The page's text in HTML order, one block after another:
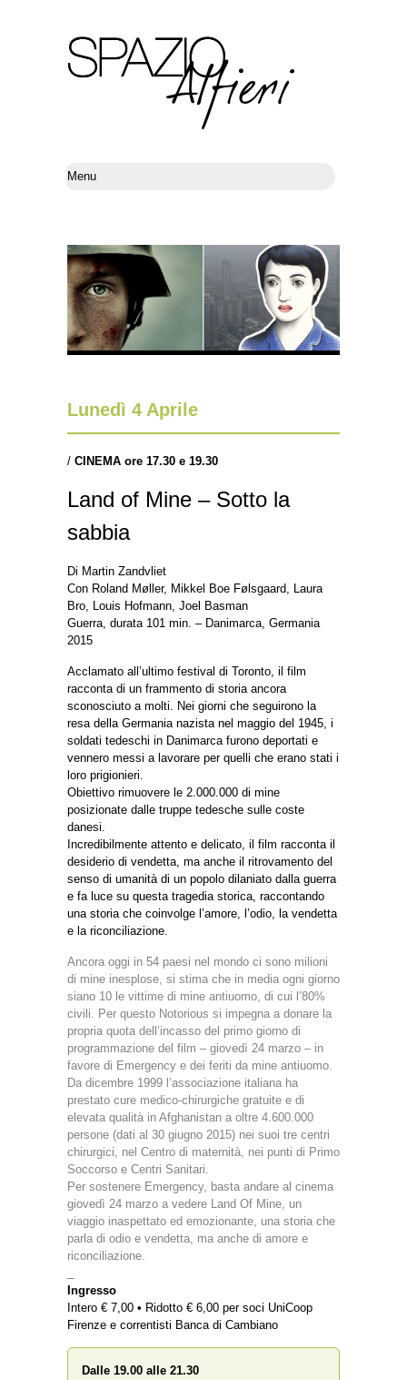
Lunedì 4 Aprile
/ CINEMA ore 17.30 e 19.30
Land of Mine – Sotto la
sabbia
Di Martin Zandvliet
Con Roland Møller, Mikkel Boe Følsgaard, Laura
Bro, Louis Hofmann, Joel Basman
Guerra, durata 101 min. – Danimarca, Germania
2015
Acclamato all’ultimo festival di Toronto, il film
racconta di un frammento di storia ancora
sconosciuto a molti. Nei giorni che seguirono la
resa della Germania nazista nel maggio del 1945, i
soldati tedeschi in Danimarca furono deportati e
vennero messi a lavorare per quelli che erano stati i
loro prigionieri.
Obiettivo rimuovere le 2.000.000 di mine
posizionate dalle truppe tedesche sulle coste
danesi.
Incredibilmente attento e delicato, il film racconta il
desiderio di vendetta, ma anche il ritrovamento del
senso di umanità di un popolo dilaniato dalla guerra
e fa luce su questa tragedia storica, raccontando
una storia che coinvolge l’amore, l’odio, la vendetta
e la riconciliazione.
Ancora oggi in 54 paesi nel mondo ci sono milioni
di mine inesplose, si stima che in media ogni giorno
siano 10 le vittime di mine antiuomo, di cui l’80%
civili. Per questo Notorious si impegna a donare la
propria quota dell’incasso del primo giorno di
programmazione del film – giovedì 24 marzo – in
favore di Emergency e dei feriti da mine antiuomo.
Da dicembre 1999 l’associazione italiana ha
prestato cure medico-chirurgiche gratuite e di
elevata qualità in Afghanistan a oltre 4.600.000
persone (dati al 30 giugno 2015) nei suoi tre centri
chirurgici, nel Centro di maternità, nei punti di Primo
Soccorso e Centri Sanitari.
Per sostenere Emergency, basta andare al cinema
giovedì 24 marzo a vedere Land Of Mine, un
viaggio inaspettato ed emozionante, una storia che
parla di odio e vendetta, ma anche di amore e
riconciliazione.
Ingresso
Intero € 7,00 • Ridotto € 6,00 per soci UniCoop
Firenze e correntisti Banca di Cambiano
Dalle 19.00 alle 21.30